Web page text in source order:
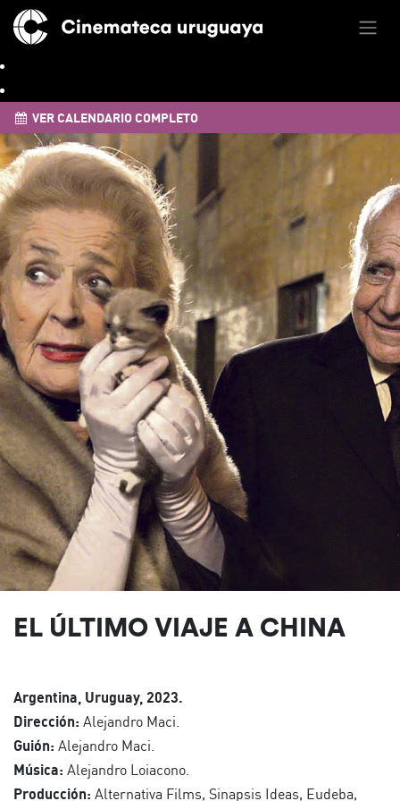
VER CALENDARIO COMPLETO
EL ÚLTIMO VIAJE A CHINA
Argentina, Uruguay, 2023.
Dirección: Alejandro Maci.
Guión: Alejandro Maci.
Música: Alejandro Loiacono.
Producción: Alternativa Films, Sinapsis Ideas, Eudeba,